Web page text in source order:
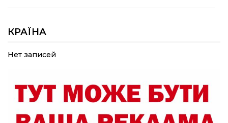
05 сер
можуть врятувати життя під час обстрілу
09:26
Що робити, якщо в нотаріальному документі
18:39
04 сер
«КОЛО НЕЗЛАМНИХ»: як діти та ветерани
разом створюють унікальний телепроєкт
КРАЇНА
Нет записей